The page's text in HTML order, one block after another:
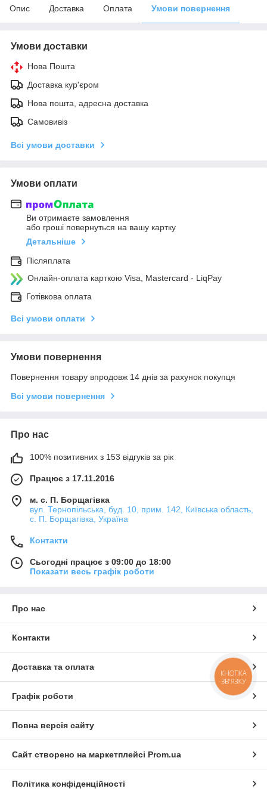
Опис Доставка Оплата Умови повернення
Умови доставки
Нова Пошта
Доставка кур'єром
Нова пошта, адресна доставка
Самовивіз
Всі умови доставки
Умови оплати
Ви отримаєте замовлення
або гроші повернуться на вашу картку
Детальніше
Післяплата
Онлайн-оплата карткою Visa, Mastercard - LiqPay
Готівкова оплата
Всі умови оплати
Умови повернення
Повернення товару впродовж 14 днів за рахунок покупця
Всі умови повернення
Про нас
100% позитивних з 153 відгуків за рік
Працює з 17.11.2016
м. с. П. Борщагівка
вул. Тернопільська, буд. 10, прим. 142, Київська область,
с. П. Борщагівка, Україна
Контакти
Сьогодні працює з 09:00 до 18:00
Показати весь графік роботи
Про нас
Контакти
Доставка та оплата
Графік роботи
Повна версія сайту
Сайт створено на маркетплейсі Prom.ua
Політика конфіденційності
КНОПКА
ЗВ'ЯЗКУ